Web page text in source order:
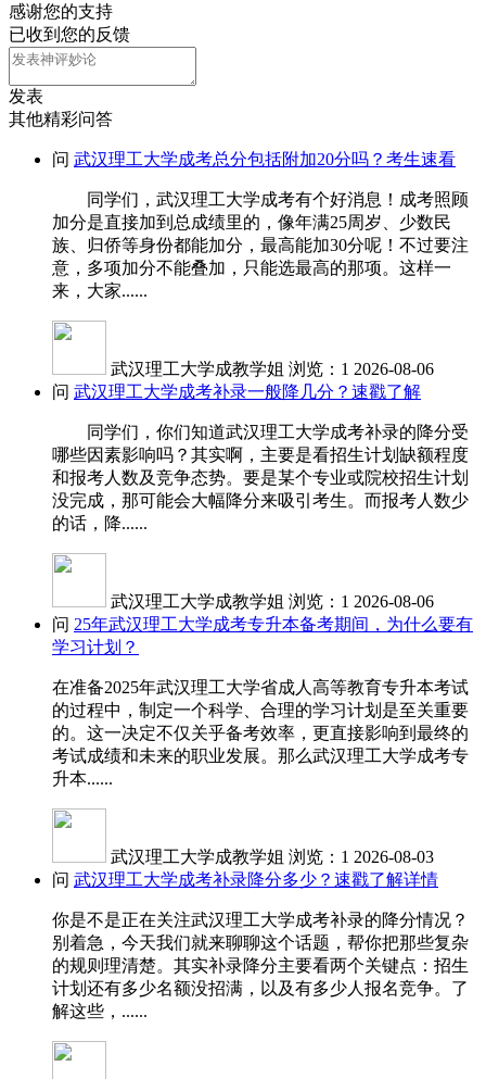
感谢您的支持
已收到您的反馈
发表
其他精彩问答
问 武汉理工大学成考总分包括附加20分吗？考生速看
同学们，武汉理工大学成考有个好消息！成考照顾
加分是直接加到总成绩里的，像年满25周岁、少数民
族、归侨等身份都能加分，最高能加30分呢！不过要注
意，多项加分不能叠加，只能选最高的那项。这样一
来，大家......
武汉理工大学成教学姐 浏览：1 2026-08-06
问 武汉理工大学成考补录一般降几分？速戳了解
同学们，你们知道武汉理工大学成考补录的降分受
哪些因素影响吗？其实啊，主要是看招生计划缺额程度
和报考人数及竞争态势。要是某个专业或院校招生计划
没完成，那可能会大幅降分来吸引考生。而报考人数少
的话，降......
武汉理工大学成教学姐 浏览：1 2026-08-06
问 25年武汉理工大学成考专升本备考期间，为什么要有
学习计划？
在准备2025年武汉理工大学省成人高等教育专升本考试
的过程中，制定一个科学、合理的学习计划是至关重要
的。这一决定不仅关乎备考效率，更直接影响到最终的
考试成绩和未来的职业发展。那么武汉理工大学成考专
升本......
武汉理工大学成教学姐 浏览：1 2026-08-03
问 武汉理工大学成考补录降分多少？速戳了解详情
你是不是正在关注武汉理工大学成考补录的降分情况？
别着急，今天我们就来聊聊这个话题，帮你把那些复杂
的规则理清楚。其实补录降分主要看两个关键点：招生
计划还有多少名额没招满，以及有多少人报名竞争。了
解这些，......